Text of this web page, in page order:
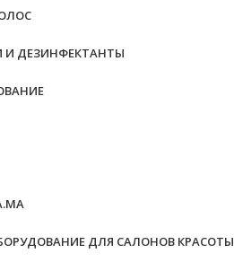
ДЕЗИНФЕКТАНТЫ
ДЛЯ САЛОНОВ КРАСОТЫ